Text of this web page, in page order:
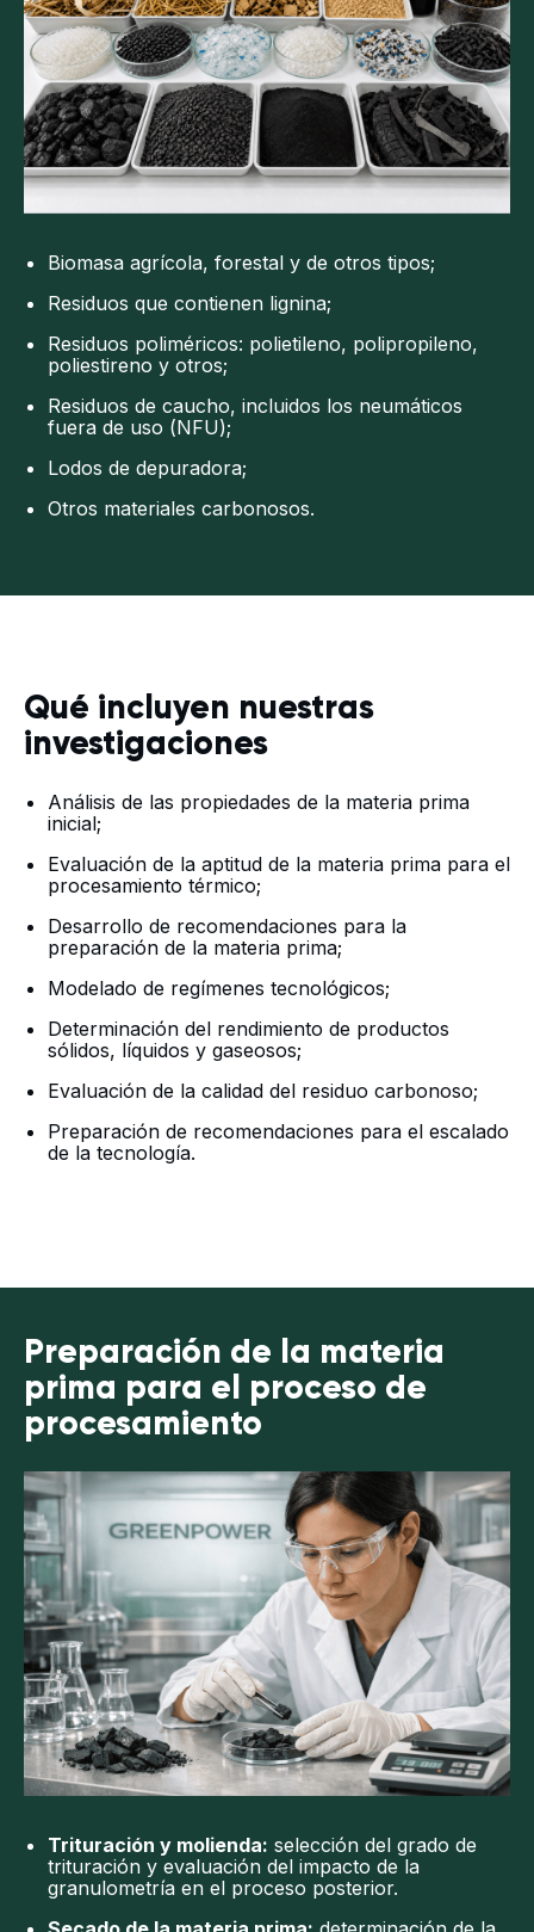
Biomasa agrícola, forestal y de otros tipos;
Residuos que contienen lignina;
Residuos poliméricos: polietileno, polipropileno,
poliestireno y otros;
Residuos de caucho, incluidos los neumáticos
fuera de uso (NFU);
Lodos de depuradora;
Otros materiales carbonosos.
Qué incluyen nuestras
investigaciones
Análisis de las propiedades de la materia prima
inicial;
Evaluación de la aptitud de la materia prima para el
procesamiento térmico;
Desarrollo de recomendaciones para la
preparación de la materia prima;
Modelado de regímenes tecnológicos;
Determinación del rendimiento de productos
sólidos, líquidos y gaseosos;
Evaluación de la calidad del residuo carbonoso;
Preparación de recomendaciones para el escalado
de la tecnología.
Preparación de la materia
prima para el proceso de
procesamiento
Trituración y molienda: selección del grado de
trituración y evaluación del impacto de la
granulometría en el proceso posterior.